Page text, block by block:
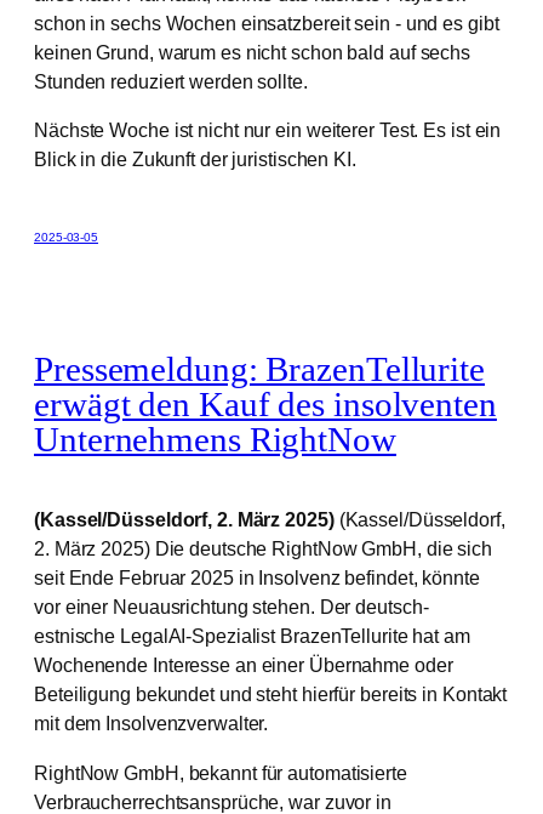
schon in sechs Wochen einsatzbereit sein - und es gibt
keinen Grund, warum es nicht schon bald auf sechs
Stunden reduziert werden sollte.
Nächste Woche ist nicht nur ein weiterer Test. Es ist ein
Blick in die Zukunft der juristischen KI.
2025-03-05
Pressemeldung: BrazenTellurite
erwägt den Kauf des insolventen
Unternehmens RightNow
(Kassel/Düsseldorf, 2. März 2025) (Kassel/Düsseldorf,
2. März 2025) Die deutsche RightNow GmbH, die sich
seit Ende Februar 2025 in Insolvenz befindet, könnte
vor einer Neuausrichtung stehen. Der deutsch-
estnische LegalAI-Spezialist BrazenTellurite hat am
Wochenende Interesse an einer Übernahme oder
Beteiligung bekundet und steht hierfür bereits in Kontakt
mit dem Insolvenzverwalter.
RightNow GmbH, bekannt für automatisierte
Verbraucherrechtsansprüche, war zuvor in